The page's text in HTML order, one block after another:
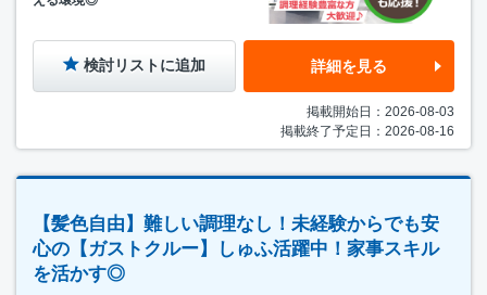
検討リストに追加 詳細を見る
掲載開始日：2026-08-03
掲載終了予定日：2026-08-16
【髪色自由】難しい調理なし！未経験からでも安
心の【ガストクルー】しゅふ活躍中！家事スキル
を活かす◎